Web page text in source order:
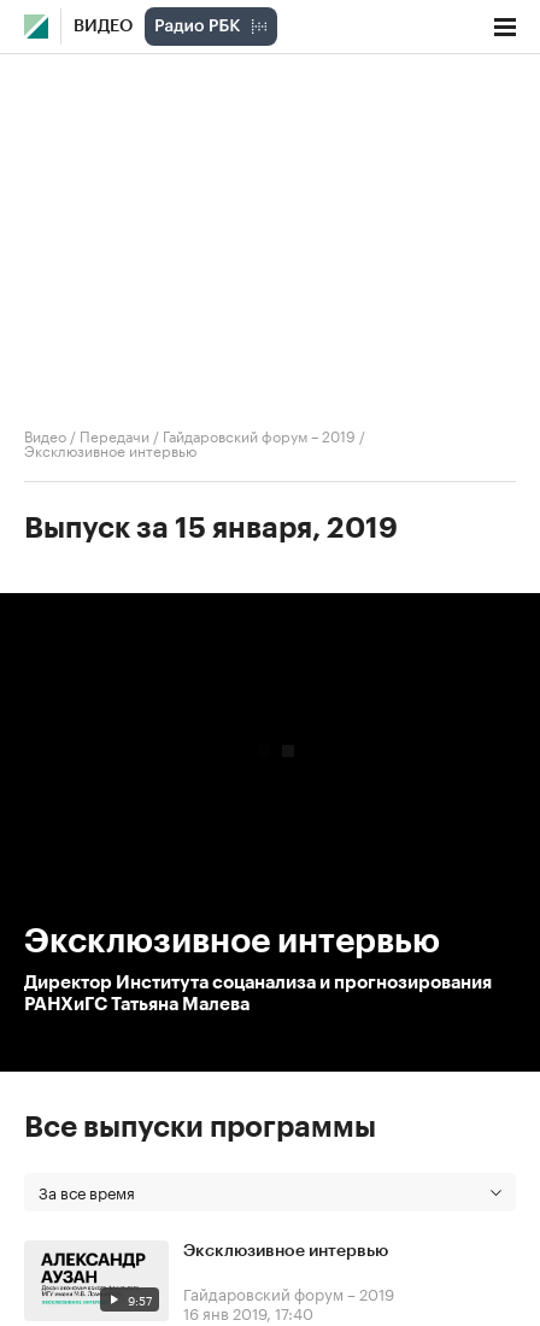
ВИДЕО
Видео / Передачи / Гайдаровский форум – 2019 /
Эксклюзивное интервью
Выпуск за 15 января, 2019
Эксклюзивное интервью
Директор Института соцанализа и прогнозирования
РАНХиГС Татьяна Малева
Все выпуски программы
За все время
9:57
Эксклюзивное интервью
Гайдаровский форум – 2019
16 янв 2019, 17:40